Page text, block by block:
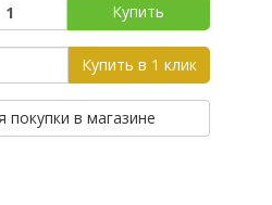
Купить
Купить в 1 клик
покупки в магазине